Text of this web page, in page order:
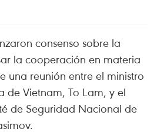
consenso sobre la
la cooperación en materia
una reunión entre el ministro
de Vietnam, To Lam, y el
de Seguridad Nacional de